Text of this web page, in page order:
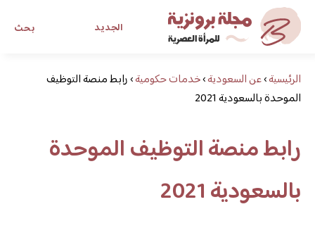
بحث الجديد
مجلة برونزية للفتاة العصريةالرئيسية›عن السعودية›خدمات حكومية›رابط منصة التوظيف
الموحدة بالسعودية 2021
رابط منصة التوظيف الموحدة
بالسعودية 2021